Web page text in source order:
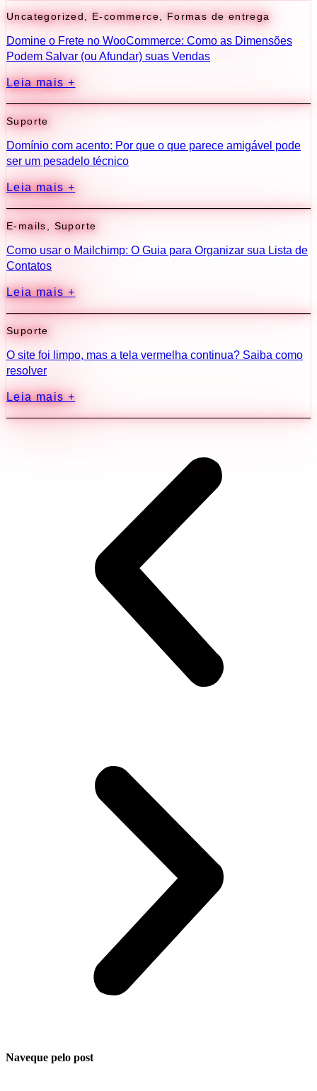
Uncategorized E-commerce Formas de entrega
Domine o Frete no WooCommerce: Como as Dimensões
Podem Salvar (ou Afundar) suas Vendas
Leia mais +
Suporte
Domínio com acento: Por que o que parece amigável pode
ser um pesadelo técnico
Leia mais +
E-mails Suporte
Como usar o Mailchimp: O Guia para Organizar sua Lista de
Contatos
Leia mais +
Suporte
O site foi limpo, mas a tela vermelha continua? Saiba como
resolver
Leia mais +
Naveque pelo post